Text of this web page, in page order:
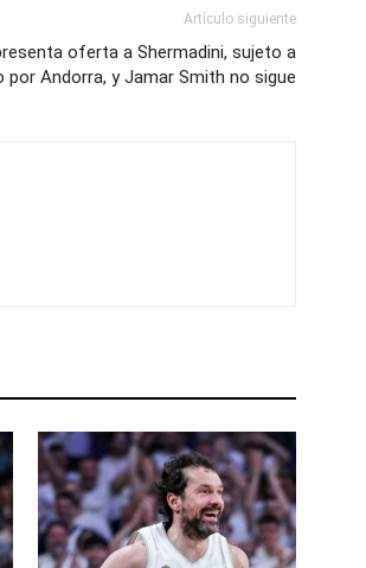
Artículo siguiente
oferta a Shermadini, sujeto a
por Andorra, y Jamar Smith no sigue